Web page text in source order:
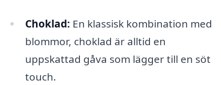
Choklad: En klassisk kombination med
blommor, choklad är alltid en
uppskattad gåva som lägger till en söt
touch.